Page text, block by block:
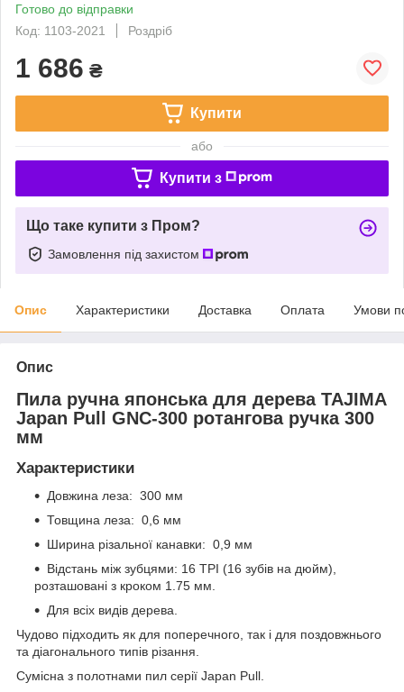
Готово до відправки
Код: 1103-2021
Роздріб
1 686 ₴
Купити
або
Купити з
Що таке купити з Пром?
Замовлення під захистом
Опис Характеристики Доставка Оплата Умови
Опис
Пила ручна японська для дерева TAJIMA
Japan Pull GNC-300 ротангова ручка 300
мм
Характеристики
Довжина леза: 300 мм
Товщина леза: 0,6 мм
Ширина різальної канавки: 0,9 мм
Відстань між зубцями: 16 TPI (16 зубів на дюйм),
розташовані з кроком 1.75 мм.
Для всіх видів дерева.
Чудово підходить як для поперечного, так і для поздовжнього
та діагонального типів різання.
Сумісна з полотнами пил серії Japan Pull.